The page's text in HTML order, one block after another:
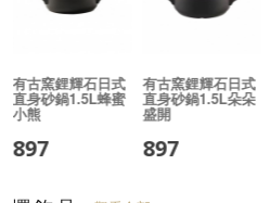
有古窯鋰輝石日式
直身砂鍋1.5L蜂蜜
小熊
897
有古窯鋰輝石日式
直身砂鍋1.5L朵朵
盛開
897